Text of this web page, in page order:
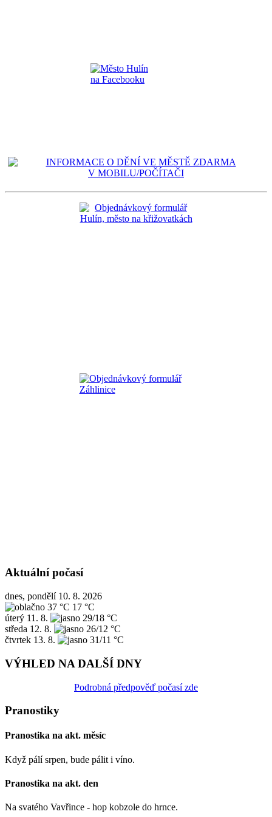
Aktuální počasí
dnes, pondělí 10. 8. 2026
37 °C 17 °C
úterý 11. 8.
29/18 °C
středa 12. 8.
26/12 °C
čtvrtek 13. 8. 31/11 °C
VÝHLED NA DALŠÍ DNY
Podrobná předpověď počasí zde
Pranostiky
Pranostika na akt. měsíc
Když pálí srpen, bude pálit i víno.
Pranostika na akt. den
Na svatého Vavřince - hop kobzole do hrnce.